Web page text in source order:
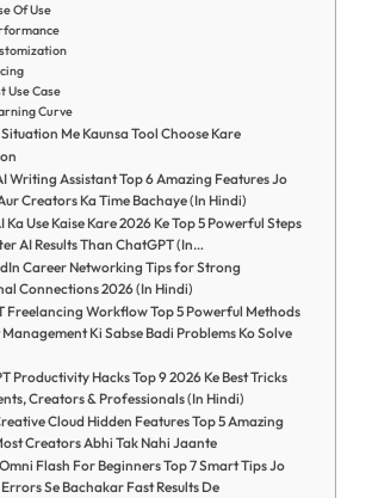
Of Use
Use Case
Curve
Me Kaunsa Tool Choose Kare
Writing Assistant Top 6 Amazing Features Jo
Creators Ka Time Bachaye (In Hindi)
Ka Use Kaise Kare 2026 Ke Top 5 Powerful Steps
AI Results Than ChatGPT (In…
Career Networking Tips for Strong
Connections 2026 (In Hindi)
Freelancing Workflow Top 5 Powerful Methods
Ki Sabse Badi Problems Ko Solve
Productivity Hacks Top 9 2026 Ke Best Tricks
Creators & Professionals (In Hindi)
Cloud Hidden Features Top 5 Amazing
Creators Abhi Tak Nahi Jaante
Flash For Beginners Top 7 Smart Tips Jo
Se Bachakar Fast Results De